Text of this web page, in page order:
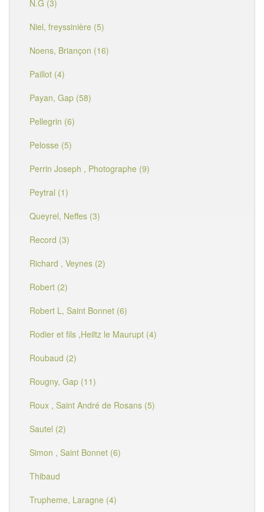
N.G (3)
Niel, freyssinière (5)
Noens, Briançon (16)
Paillot (4)
Payan, Gap (58)
Pellegrin (6)
Pelosse (5)
Perrin Joseph , Photographe (9)
Peytral (1)
Queyrel, Neffes (3)
Record (3)
Richard , Veynes (2)
Robert (2)
Robert L, Saint Bonnet (6)
Rodier et fils ,Heiltz le Maurupt (4)
Roubaud (2)
Rougny, Gap (11)
Roux , Saint André de Rosans (5)
Sautel (2)
Simon , Saint Bonnet (6)
Thibaud
Trupheme, Laragne (4)